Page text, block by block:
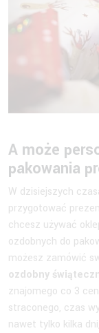
A może
pakowania
W dzisiejszych
przygotować
chcesz używać
ozdobnych do
możesz zamówić
ozdobny
znajomego co 3
straconego, czas
nawet tylko kilka